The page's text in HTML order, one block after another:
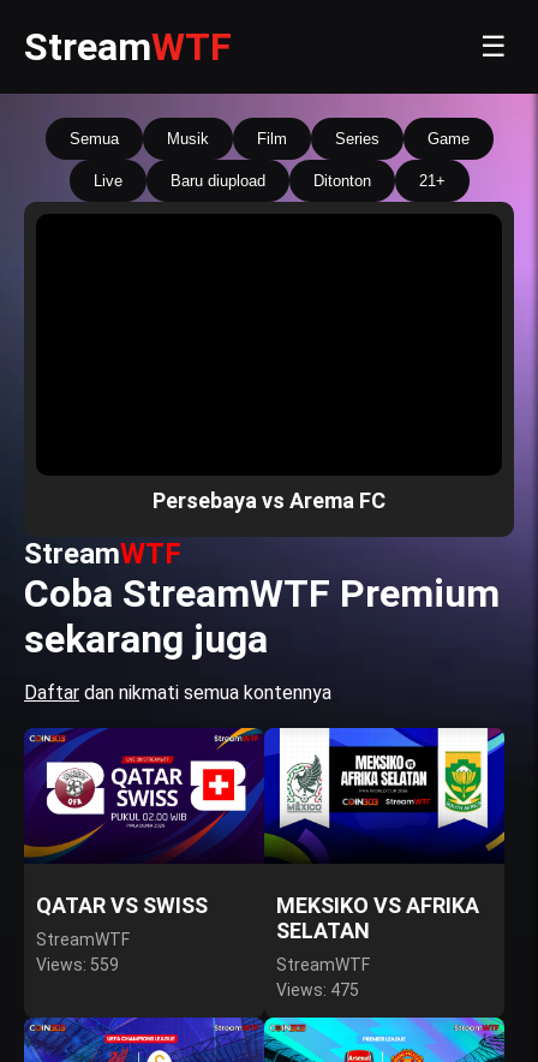
StreamWTF ☰
Semua Musik Film Series Game
Live Baru diupload Ditonton 21+
Persebaya vs Arema FC
StreamWTF
Coba StreamWTF Premium
sekarang juga
Daftar dan nikmati semua kontennya
QATAR VS SWISS
StreamWTF
Views: 559
MEKSIKO VS AFRIKA
SELATAN
StreamWTF
Views: 475